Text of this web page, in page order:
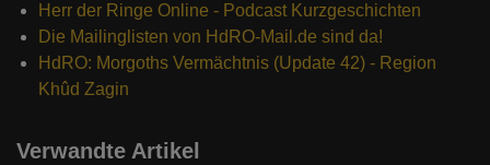
Herr der Ringe Online - Podcast Kurzgeschichten
Die Mailinglisten von HdRO-Mail.de sind da!
HdRO: Morgoths Vermächtnis (Update 42) - Region
Khûd Zagin
Verwandte Artikel